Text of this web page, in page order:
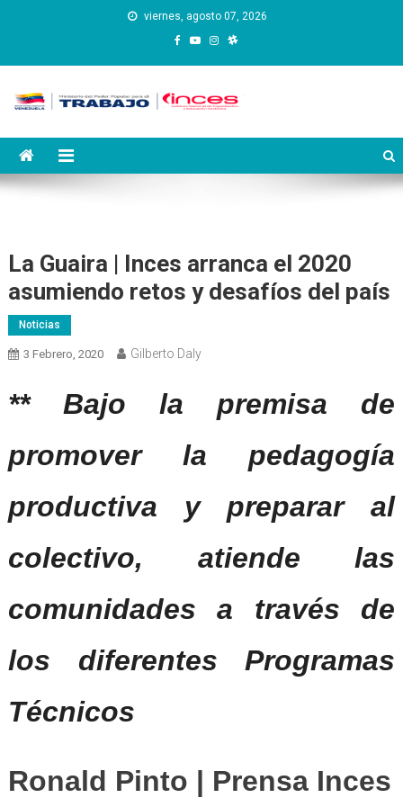
viernes, agosto 07, 2026
Instituto Nacional de
Capacitación y Educación
La Guaira | Inces arranca el 2020
asumiendo retos y desafíos del país
Noticias
3 Febrero, 2020 Gilberto Daly
** Bajo la premisa de
promover la pedagogía
productiva y preparar al
colectivo, atiende las
comunidades a través de
los diferentes Programas
Técnicos
Ronald Pinto | Prensa Inces